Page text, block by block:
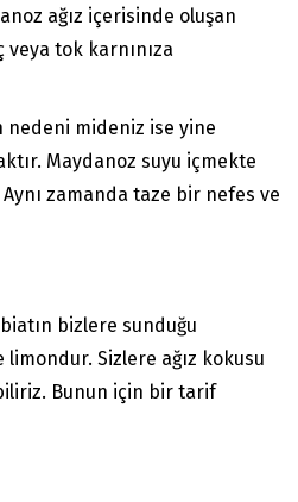
ağız içerisinde oluşan
tok karnınıza
nedeni mideniz ise yine
Maydanoz suyu içmekte
zamanda taze bir nefes ve
bizlere sunduğu
Sizlere ağız kokusu
Bunun için bir tarif